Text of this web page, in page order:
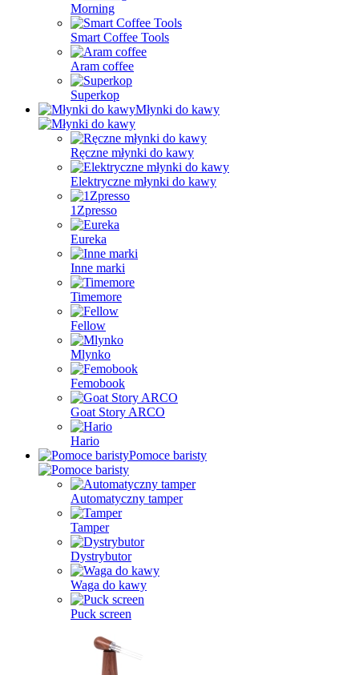
Morning
Smart Coffee Tools
Aram coffee
Superkop
Młynki do kawy
Ręczne młynki do kawy
Elektryczne młynki do kawy
1Zpresso
Eureka
Inne marki
Timemore
Fellow
Mlynko
Femobook
Goat Story ARCO
Hario
Pomoce baristy
Automatyczny tamper
Tamper
Dystrybutor
Waga do kawy
Puck screen